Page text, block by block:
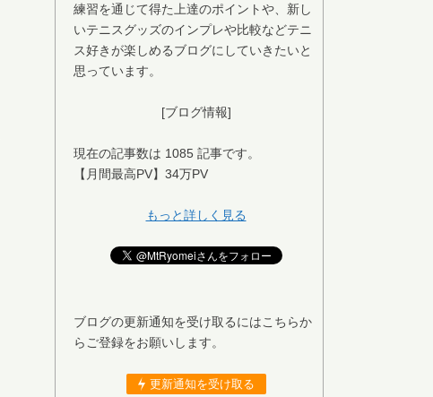
練習を通じて得た上達のポイントや、新し
いテニスグッズのインプレや比較などテニ
ス好きが楽しめるブログにしていきたいと
思っています。
[ブログ情報]
現在の記事数は 1085 記事です。
【月間最高PV】34万PV
もっと詳しく見る
ブログの更新通知を受け取るにはこちらか
らご登録をお願いします。
更新通知を受け取る